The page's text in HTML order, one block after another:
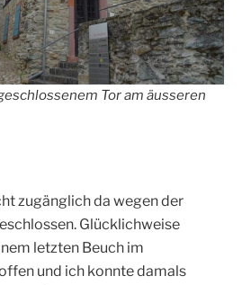
Tor am äusseren
zugänglich da wegen der
Glücklichweise
letzten Beuch im
und ich konnte damals